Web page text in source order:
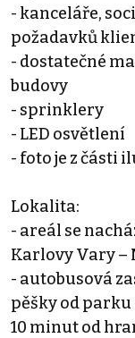
- kanceláře,
požadavků
- dostatečné
budovy
- sprinklery
- LED osvětlení
- foto je z části
Lokalita:
- areál se
Karlovy Vary –
- autobusová
pěšky od parku
10 minut od